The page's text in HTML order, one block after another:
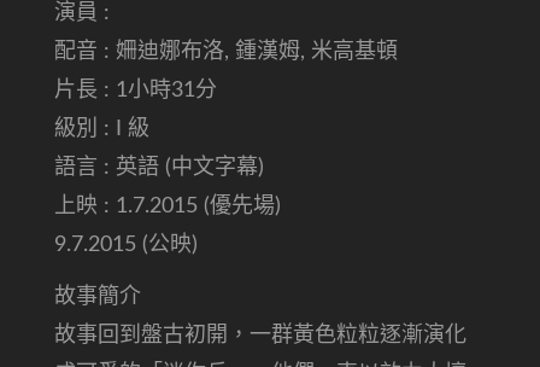
演員 :
配音 : 姍迪娜布洛, 鍾漢姆, 米高基頓
片長 : 1小時31分
級別 : I 級
語言 : 英語 (中文字幕)
上映 : 1.7.2015 (優先場)
9.7.2015 (公映)
故事簡介
故事回到盤古初開，一群黃色粒粒逐漸演化